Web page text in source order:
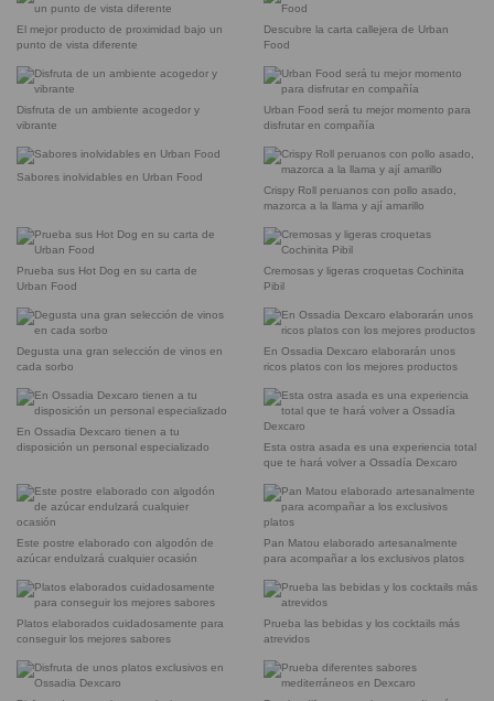
El mejor producto de proximidad bajo un
punto de vista diferente
Descubre la carta callejera de Urban
Food
Disfruta de un ambiente acogedor y
vibrante
Urban Food será tu mejor momento para
disfrutar en compañía
Sabores inolvidables en Urban Food
Crispy Roll peruanos con pollo asado,
mazorca a la llama y ají amarillo
Prueba sus Hot Dog en su carta de
Urban Food
Cremosas y ligeras croquetas Cochinita
Pibil
Degusta una gran selección de vinos en
cada sorbo
En Ossadia Dexcaro elaborarán unos
ricos platos con los mejores productos
En Ossadia Dexcaro tienen a tu
disposición un personal especializado
Esta ostra asada es una experiencia total
que te hará volver a Ossadía Dexcaro
Este postre elaborado con algodón de
azúcar endulzará cualquier ocasión
Pan Matou elaborado artesanalmente
para acompañar a los exclusivos platos
Platos elaborados cuidadosamente para
conseguir los mejores sabores
Prueba las bebidas y los cocktails más
atrevidos